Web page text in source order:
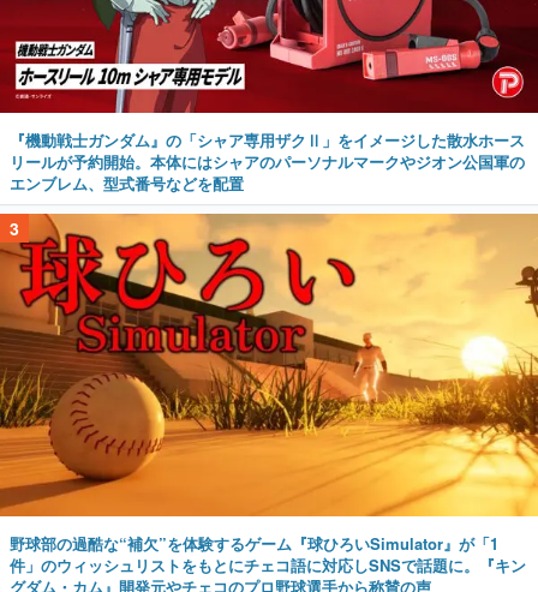
『機動戦士ガンダム』の「シャア専用ザクⅡ」をイメージした散水ホース
リールが予約開始。本体にはシャアのパーソナルマークやジオン公国軍の
エンブレム、型式番号などを配置
3
野球部の過酷な“補欠”を体験するゲーム『球ひろいSimulator』が「1
件」のウィッシュリストをもとにチェコ語に対応しSNSで話題に。『キン
グダム・カム』開発元やチェコのプロ野球選手から称賛の声